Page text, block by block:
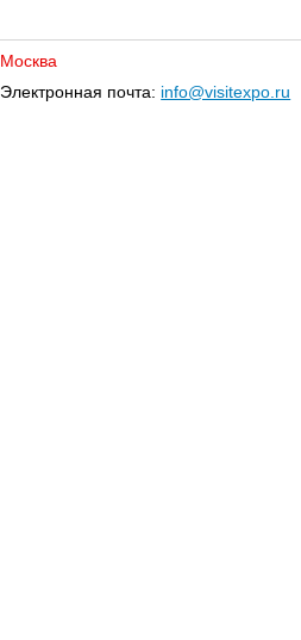
Москва
Электронная почта: info@visitexpo.ru